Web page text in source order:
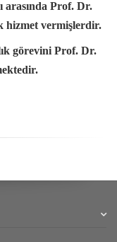
arasında Prof. Dr.
hizmet vermişlerdir.
görevini Prof. Dr.